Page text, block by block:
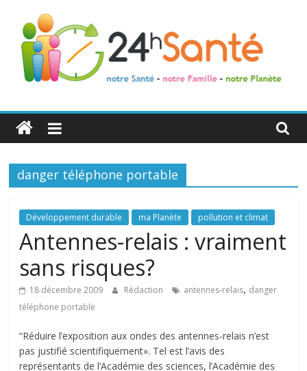
24h
Santé
La
de
toute
famille
danger téléphone portable
Développement durable ma Planète pollution et climat
Antennes-relais : vraiment
sans risques?
18 décembre 2009 Rédaction antennes-relais, danger
téléphone portable
“Réduire l’exposition aux ondes des antennes-relais n’est
pas justifié scientifiquement». Tel est l’avis des
représentants de l’Académie des sciences, l’Académie des